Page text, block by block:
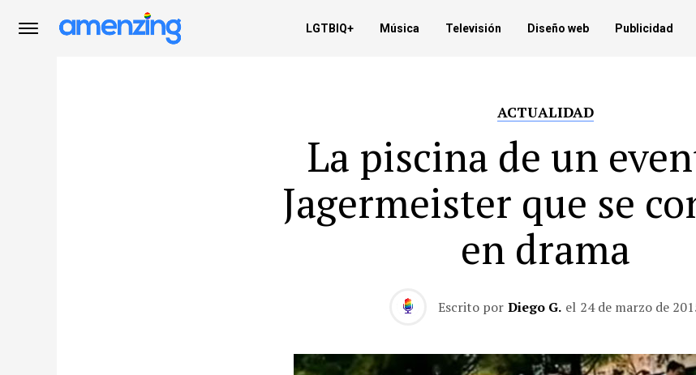
LGTBIQ+ Música Televisión Diseño web Publicidad
ACTUALIDAD
La piscina de un
Jagermeister que se
en drama
Escrito por Diego G. el 24 de marzo de